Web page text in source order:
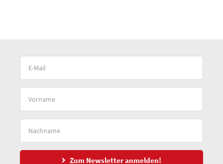
Zum Newsletter anmelden!